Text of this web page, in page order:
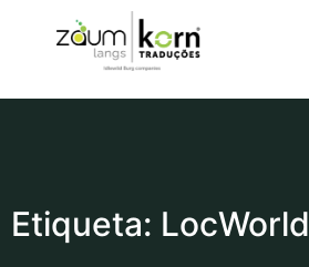
Etiqueta: LocWorld